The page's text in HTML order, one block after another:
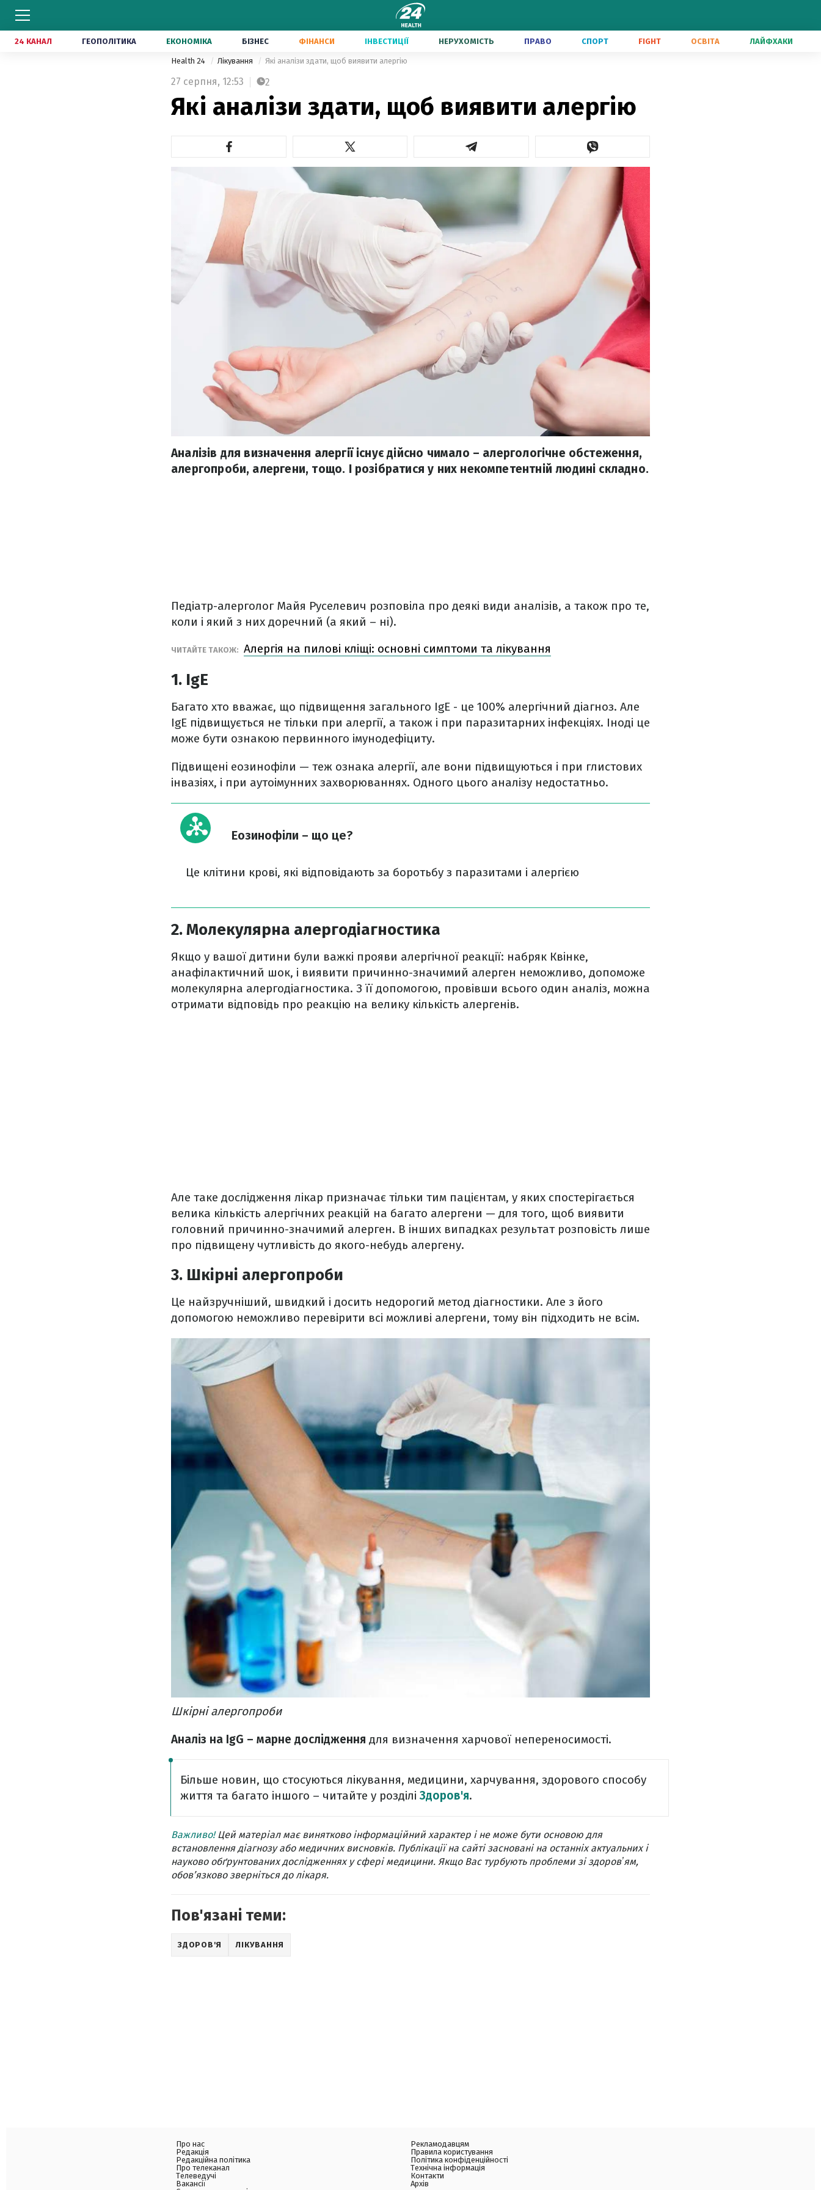
24 КАНАЛ ГЕОПОЛІТИКА ЕКОНОМІКА БІЗНЕС ФІНАНСИ ІНВЕСТИЦІЇ НЕРУХОМІСТЬ ПРАВО СПОРТ FIGHT ОСВІТА ЛАЙФХАКИ
Health 24 Лікування Які аналізи здати, щоб виявити алергію
27 серпня, 12:53 2
Які аналізи здати, щоб виявити алергію
Аналізів для визначення алергії існує дійсно чимало – алергологічне обстеження,
алергопроби, алергени, тощо. І розібратися у них некомпетентній людині складно.
Педіатр-алерголог Майя Руселевич розповіла про деякі види аналізів, а також про те,
коли і який з них доречний (а який – ні).
ЧИТАЙТЕ ТАКОЖ: Алергія на пилові кліщі: основні симптоми та лікування
1. IgЕ
Багато хто вважає, що підвищення загального IgЕ - це 100% алергічний діагноз. Але
IgЕ підвищується не тільки при алергії, а також і при паразитарних інфекціях. Іноді це
може бути ознакою первинного імунодефіциту.
Підвищені еозинофіли — теж ознака алергії, але вони підвищуються і при глистових
інвазіях, і при аутоімунних захворюваннях. Одного цього аналізу недостатньо.
Еозинофіли – що це?
Це клітини крові, які відповідають за боротьбу з паразитами і алергією
2. Молекулярна алергодіагностика
Якщо у вашої дитини були важкі прояви алергічної реакції: набряк Квінке,
анафілактичний шок, і виявити причинно-значимий алерген неможливо, допоможе
молекулярна алергодіагностика. З її допомогою, провівши всього один аналіз, можна
отримати відповідь про реакцію на велику кількість алергенів.
Але таке дослідження лікар призначає тільки тим пацієнтам, у яких спостерігається
велика кількість алергічних реакцій на багато алергени — для того, щоб виявити
головний причинно-значимий алерген. В інших випадках результат розповість лише
про підвищену чутливість до якого-небудь алергену.
3. Шкірні алергопроби
Це найзручніший, швидкий і досить недорогий метод діагностики. Але з його
допомогою неможливо перевірити всі можливі алергени, тому він підходить не всім.
Шкірні алергопроби
Аналіз на IgG – марне дослідження для визначення харчової непереносимості.
Більше новин, що стосуються лікування, медицини, харчування, здорового способу
життя та багато іншого – читайте у розділі Здоров'я.
Важливо!Цей матеріал має винятково інформаційний характер і не може бути основою для
встановлення діагнозу або медичних висновків. Публікації на сайті засновані на останніх актуальних і
науково обґрунтованих дослідженнях у сфері медицини. Якщо Вас турбують проблеми зі здоровʼям,
обов’язково зверніться до лікаря.
Пов'язані теми:
ЗДОРОВ'Я ЛІКУВАННЯ
Про нас
Редакція
Редакційна політика
Про телеканал
Телеведучі
Вакансії
Рекламодавцям
Правила користування
Політика конфіденційності
Технічна інформація
Контакти
Архів